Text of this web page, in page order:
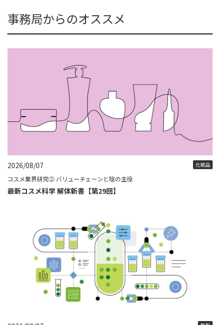
事務局からのオススメ
2026/08/07 化粧品
コスメ業界研究② バリューチェーンと陰の主役
最新コスメ科学 解体新書【第29回】